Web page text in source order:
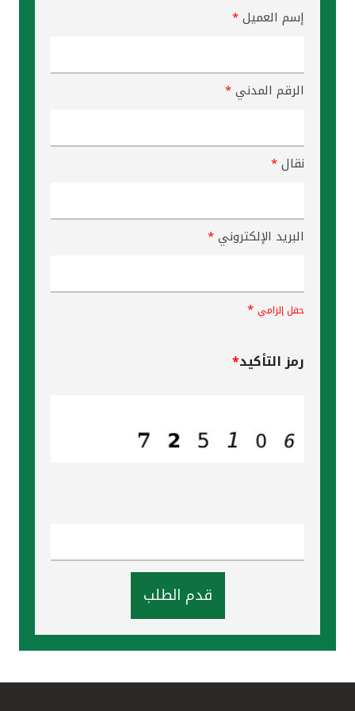
إسم العميل*
الرقم المدني*
نقال*
البريد الإلكتروني*
حقل إلزامي *
رمز التأكيد*
قدم الطلب